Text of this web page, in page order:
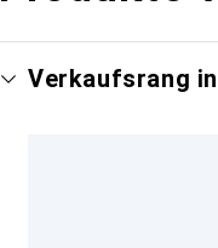
Verkaufsrang